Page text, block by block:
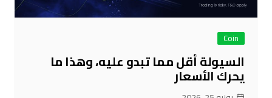
Coin
السيولة أقل مما تبدو عليه، وهذا ما
يحرك الأسعار